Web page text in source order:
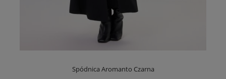
Spódnica Aromanto Czarna